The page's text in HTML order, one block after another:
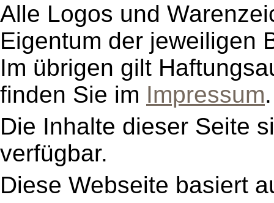
Alle Logos und
Eigentum der jeweiligen
Im übrigen gilt
finden Sie im Impressum.
Die Inhalte dieser Seite
verfügbar.
Diese Webseite basiert